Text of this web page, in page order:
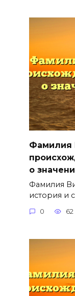
Фамилия
о
Фамилия
история и
0 62